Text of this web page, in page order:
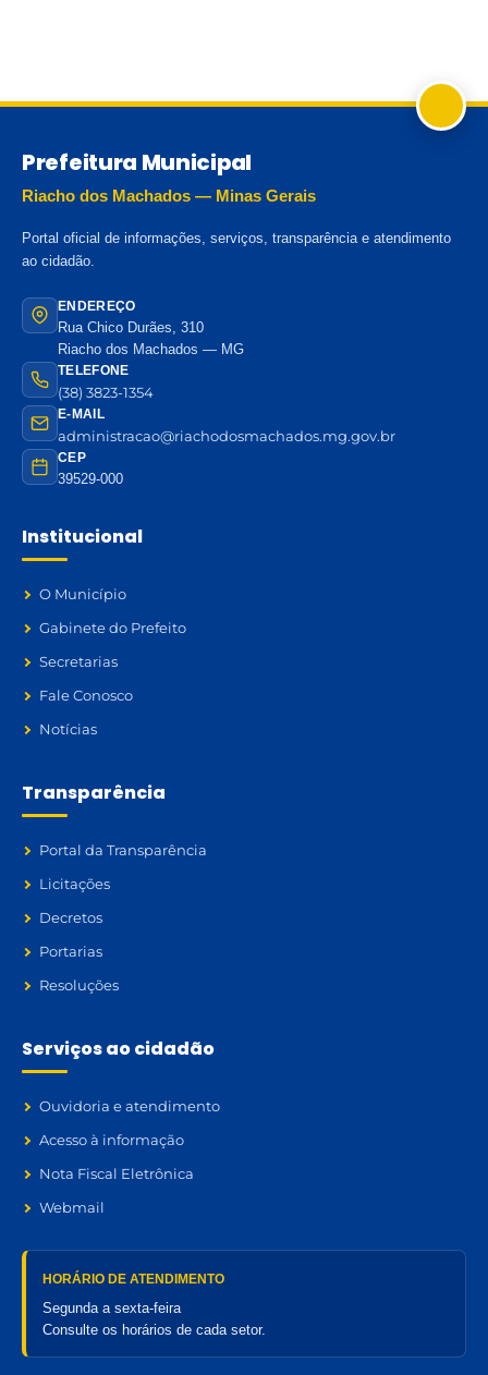
Prefeitura Municipal
Riacho dos Machados — Minas Gerais
Portal oficial de informações, serviços, transparência e atendimento
ao cidadão.
ENDEREÇO
Rua Chico Durães, 310
Riacho dos Machados — MG
TELEFONE
(38) 3823-1354
E-MAIL
administracao@riachodosmachados.mg.gov.br
CEP
39529-000
Institucional
O Município
Gabinete do Prefeito
Secretarias
Fale Conosco
Notícias
Transparência
Portal da Transparência
Licitações
Decretos
Portarias
Resoluções
Serviços ao cidadão
Ouvidoria e atendimento
Acesso à informação
Nota Fiscal Eletrônica
Webmail
HORÁRIO DE ATENDIMENTO
Segunda a sexta-feira
Consulte os horários de cada setor.